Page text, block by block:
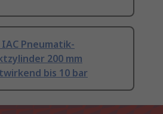
IAC Pneumatik-
200 mm
bis 10 bar